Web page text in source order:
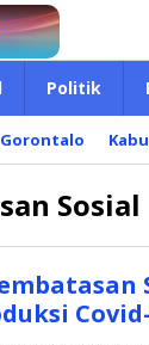
Politik
Sosial